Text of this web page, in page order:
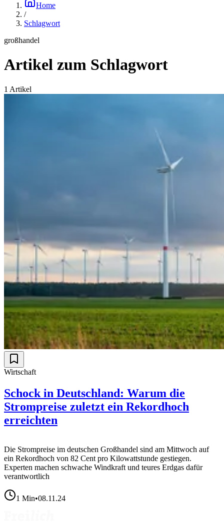
Home
/
Schlagwort
großhandel
Artikel zum Schlagwort
1 Artikel
Wirtschaft
Schock in Deutschland: Warum die
Strompreise zuletzt ein Rekordhoch
erreichten
Die Strompreise im deutschen Großhandel sind am Mittwoch auf
ein Rekordhoch von 82 Cent pro Kilowattstunde gestiegen.
Experten machen schwache Windkraft und teures Erdgas dafür
verantwortlich
1 Min•08.11.24